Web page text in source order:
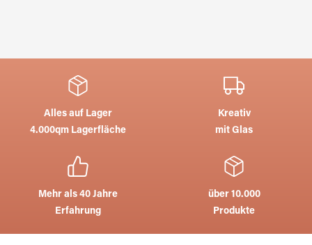
Alles auf Lager
4.000qm Lagerfläche
Kreativ
mit Glas
Mehr als 40 Jahre
Erfahrung
über 10.000
Produkte